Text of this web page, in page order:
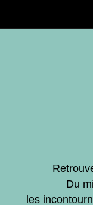
Du
les